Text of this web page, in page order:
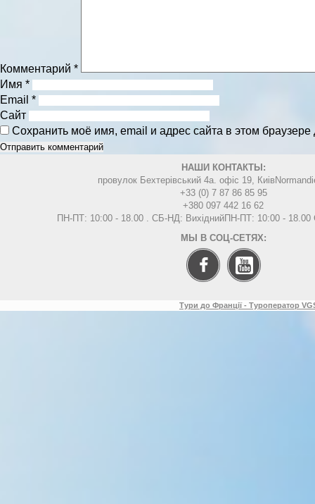
Комментарий *
Имя *
Email *
Сайт
Сохранить моё имя, email и адрес сайта в этом
НАШИ КОНТАКТЫ:
провулок Бехтерівський 4а. офіс 19, Киів
+33 (0) 7 87 86 85 95
+380 097 442 16 62
ПН-ПТ: 10:00 - 18.00 . СБ-НД: ВихіднийПН-ПТ: 10:00 -
МЫ В СОЦ-СЕТЯХ:
Тури до Франції - Туроператор